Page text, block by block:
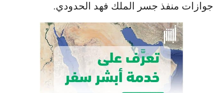
جوازات منفذ جسر الملك فهد الحدودي.